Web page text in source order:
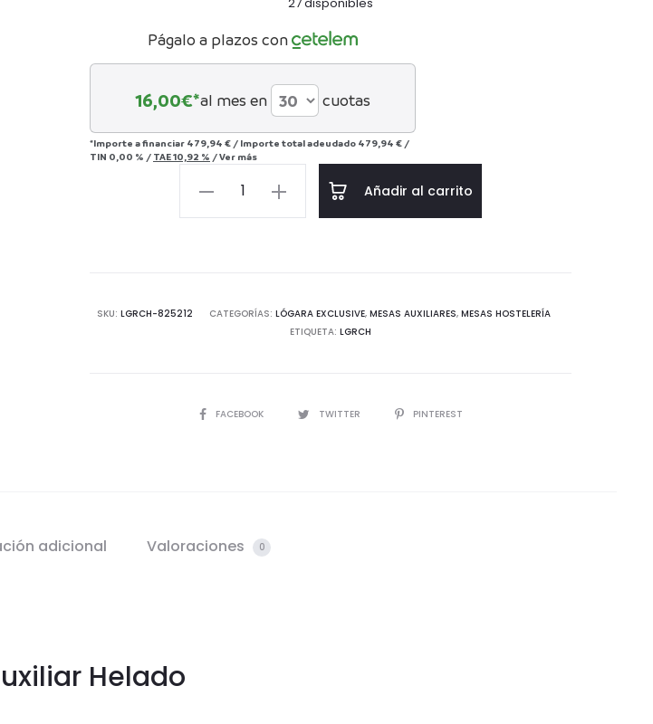
Págalo a plazos con
16,00€*al mes en cuotas
*Importe a financiar 479,94 € / Importe total adeudado 479,94 € /
TIN 0,00 % / TAE10,92 % /Ver más
Añadir al carrito
SKU: LGRCH-825212 CATEGORÍAS: LÓGARA EXCLUSIVE, MESAS AUXILIARES, MESAS HOSTELERÍA
ETIQUETA: LGRCH
COMPARTIR
FACEBOOK TWITTER PINTEREST
adicional Valoraciones 0
Helado